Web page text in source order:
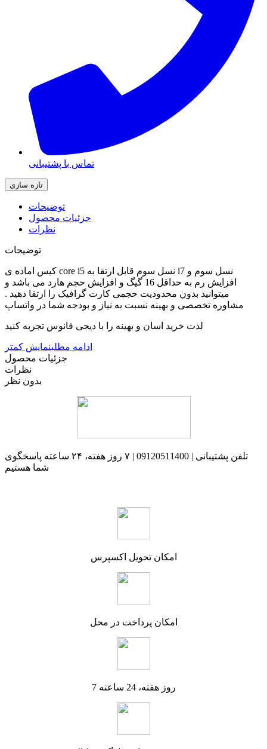
تماس با پشتیبانی
توضیحات
جزئیات محصول
نظرات
توضیحات
کیس اماده ی core i5 نسل سوم قابل ارتقا به i7 نسل سوم و
افزایش رم به حداقل 16 گیگ و افزایش حجم هارد می باشد و
میتوانید بدون محدودیت حجمی کارت گرافیک را ارتقا دهید .
لذت خرید اسان و بهینه را با دیجی فانوس تجربه کنید
ادامه مطلبنمایش کمتر
جزئیات محصول
نظرات
بدون نظر
تلفن پشتیبانی | 09120511400 | ۷ روز هفته، ۲۴ ساعته پاسخگوی
شما هستیم
امکان تحویل اکسپرس
امکان پرداخت در محل
7 روز هفته، 24 ساعته